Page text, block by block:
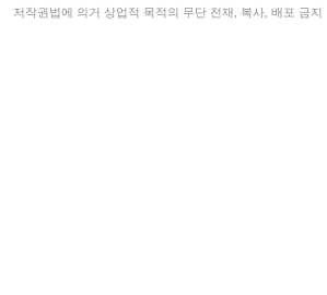
저작권법에 의거 상업적 목적의 무단 전재, 복사, 배포 금지